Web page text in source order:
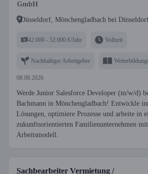
GmbH
Düsseldorf, Mönchengladbach bei
42.000 - 52.000 €/Jahr Vollzeit
Nachhaltiger Arbeitgeber
08.08.2026
Werde Junior Salesforce Developer (m/w/d)
Bachmann in Mönchengladbach! Entwickle
Lösungen, optimiere Prozesse und arbeite in
zukunftsorientierten Familienunternehmen
Arbeitsmodell.
Sachbearbeiter Vermietung /